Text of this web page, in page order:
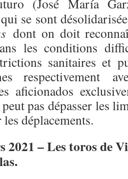
(José María
se sont
dont on doit
les conditions
sanitaires et
respectivement
aficionados
pas dépasser les
déplacements.
2021 – Les toros de